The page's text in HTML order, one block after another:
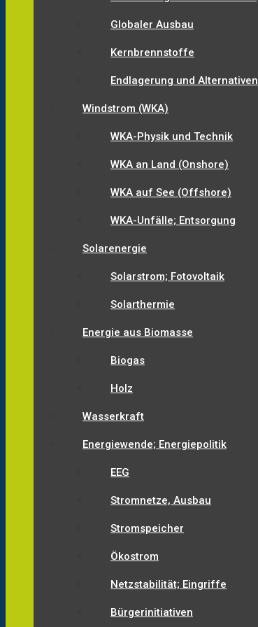
Globaler Ausbau
Kernbrennstoffe
Endlagerung und Alternativen
Windstrom (WKA)
WKA-Physik und Technik
WKA an Land (Onshore)
WKA auf See (Offshore)
WKA-Unfälle; Entsorgung
Solarenergie
Solarstrom; Fotovoltaik
Solarthermie
Energie aus Biomasse
Biogas
Holz
Wasserkraft
Energiewende; Energiepolitik
EEG
Stromnetze, Ausbau
Stromspeicher
Ökostrom
Netzstabilität; Eingriffe
Bürgerinitiativen